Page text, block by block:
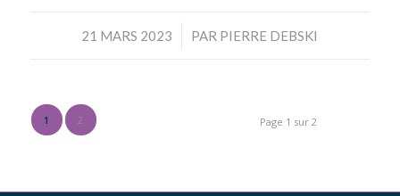
21 MARS 2023
/ PAR PIERRE DEBSKI
Page 1 sur 2
1 2